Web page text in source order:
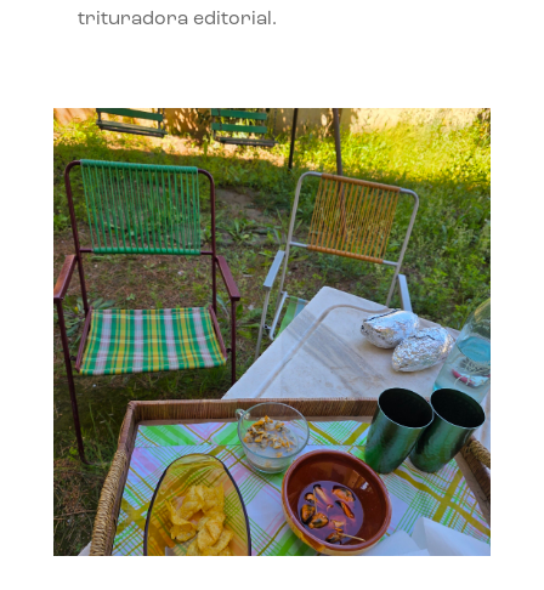
trituradora editorial.